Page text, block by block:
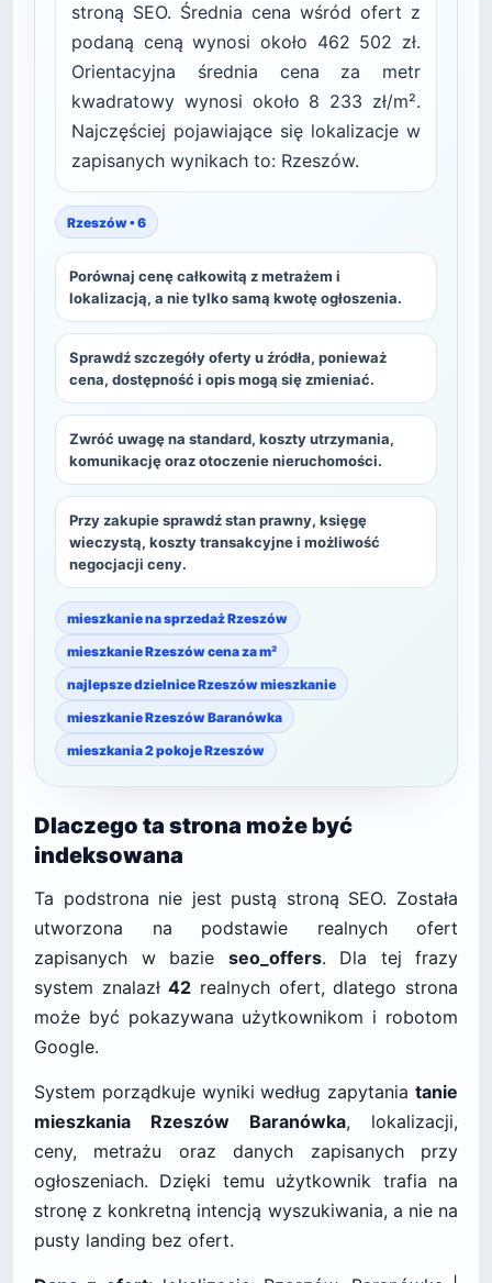
stroną SEO. Średnia cena wśród ofert z
podaną ceną wynosi około 462 502 zł.
Orientacyjna średnia cena za metr
kwadratowy wynosi około 8 233 zł/m².
Najczęściej pojawiające się lokalizacje w
zapisanych wynikach to: Rzeszów.
Rzeszów • 6
Porównaj cenę całkowitą z metrażem i
lokalizacją, a nie tylko samą kwotę ogłoszenia.
Sprawdź szczegóły oferty u źródła, ponieważ
cena, dostępność i opis mogą się zmieniać.
Zwróć uwagę na standard, koszty utrzymania,
komunikację oraz otoczenie nieruchomości.
Przy zakupie sprawdź stan prawny, księgę
wieczystą, koszty transakcyjne i możliwość
negocjacji ceny.
mieszkanie na sprzedaż Rzeszów
mieszkanie Rzeszów cena za m²
najlepsze dzielnice Rzeszów mieszkanie
mieszkanie Rzeszów Baranówka
mieszkania 2 pokoje Rzeszów
Dlaczego ta strona może być
indeksowana
Ta podstrona nie jest pustą stroną SEO. Została
utworzona na podstawie realnych ofert
zapisanych w bazie seo_offers. Dla tej frazy
system znalazł42 realnych ofert, dlatego strona
może być pokazywana użytkownikom i robotom
Google.
System porządkuje wyniki według zapytania tanie
mieszkania Rzeszów Baranówka, lokalizacji,
ceny, metrażu oraz danych zapisanych przy
ogłoszeniach. Dzięki temu użytkownik trafia na
stronę z konkretną intencją wyszukiwania, a nie na
pusty landing bez ofert.